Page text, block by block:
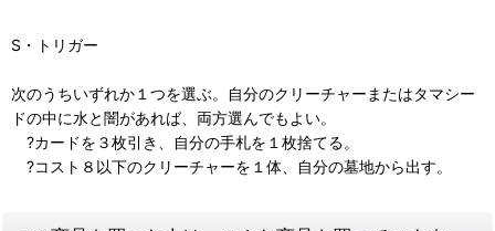
S・トリガー
次のうちいずれか１つを選ぶ。自分のクリーチャーまたはタマシー
ドの中に水と闇があれば、両方選んでもよい。
?カードを３枚引き、自分の手札を１枚捨てる。
?コスト８以下のクリーチャーを１体、自分の墓地から出す。